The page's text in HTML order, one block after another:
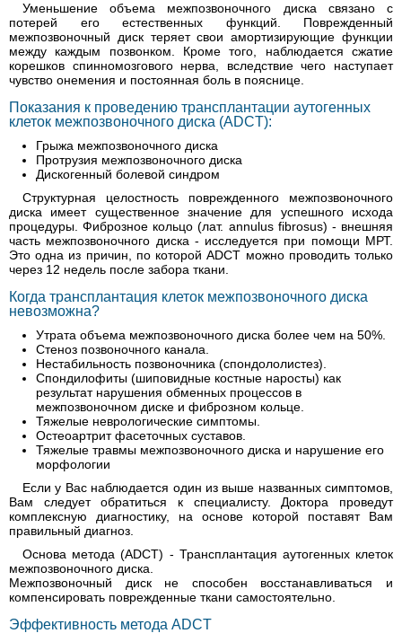
Уменьшение объема межпозвоночного диска связано с
потерей его естественных функций. Поврежденный
межпозвоночный диск теряет свои амортизирующие функции
между каждым позвонком. Кроме того, наблюдается сжатие
корешков спинномозгового нерва, вследствие чего наступает
чувство онемения и постоянная боль в пояснице.
Показания к проведению трансплантации аутогенных
клеток межпозвоночного диска (ADCT):
Грыжа межпозвоночного диска
Протрузия межпозвоночного диска
Дискогенный болевой синдром
Структурная целостность поврежденного межпозвоночного
диска имеет существенное значение для успешного исхода
процедуры. Фиброзное кольцо (лат. annulus fibrosus) - внешняя
часть межпозвоночного диска - исследуется при помощи МРТ.
Это одна из причин, по которой ADCT можно проводить только
через 12 недель после забора ткани.
Когда трансплантация клеток межпозвоночного диска
невозможна?
Утрата объема межпозвоночного диска более чем на 50%.
Стеноз позвоночного канала.
Нестабильность позвоночника (спондололистез).
Спондилофиты (шиповидные костные наросты) как
результат нарушения обменных процессов в
межпозвоночном диске и фиброзном кольце.
Тяжелые неврологические симптомы.
Остеоартрит фасеточных суставов.
Тяжелые травмы межпозвоночного диска и нарушение его
морфологии
Если у Вас наблюдается один из выше названных симптомов,
Вам следует обратиться к специалисту. Доктора проведут
комплексную диагностику, на основе которой поставят Вам
правильный диагноз.
Основа метода (ADCT) - Трансплантация аутогенных клеток
межпозвоночного диска.
Межпозвоночный диск не способен восстанавливаться и
компенсировать поврежденные ткани самостоятельно.
Эффективность метода ADCT